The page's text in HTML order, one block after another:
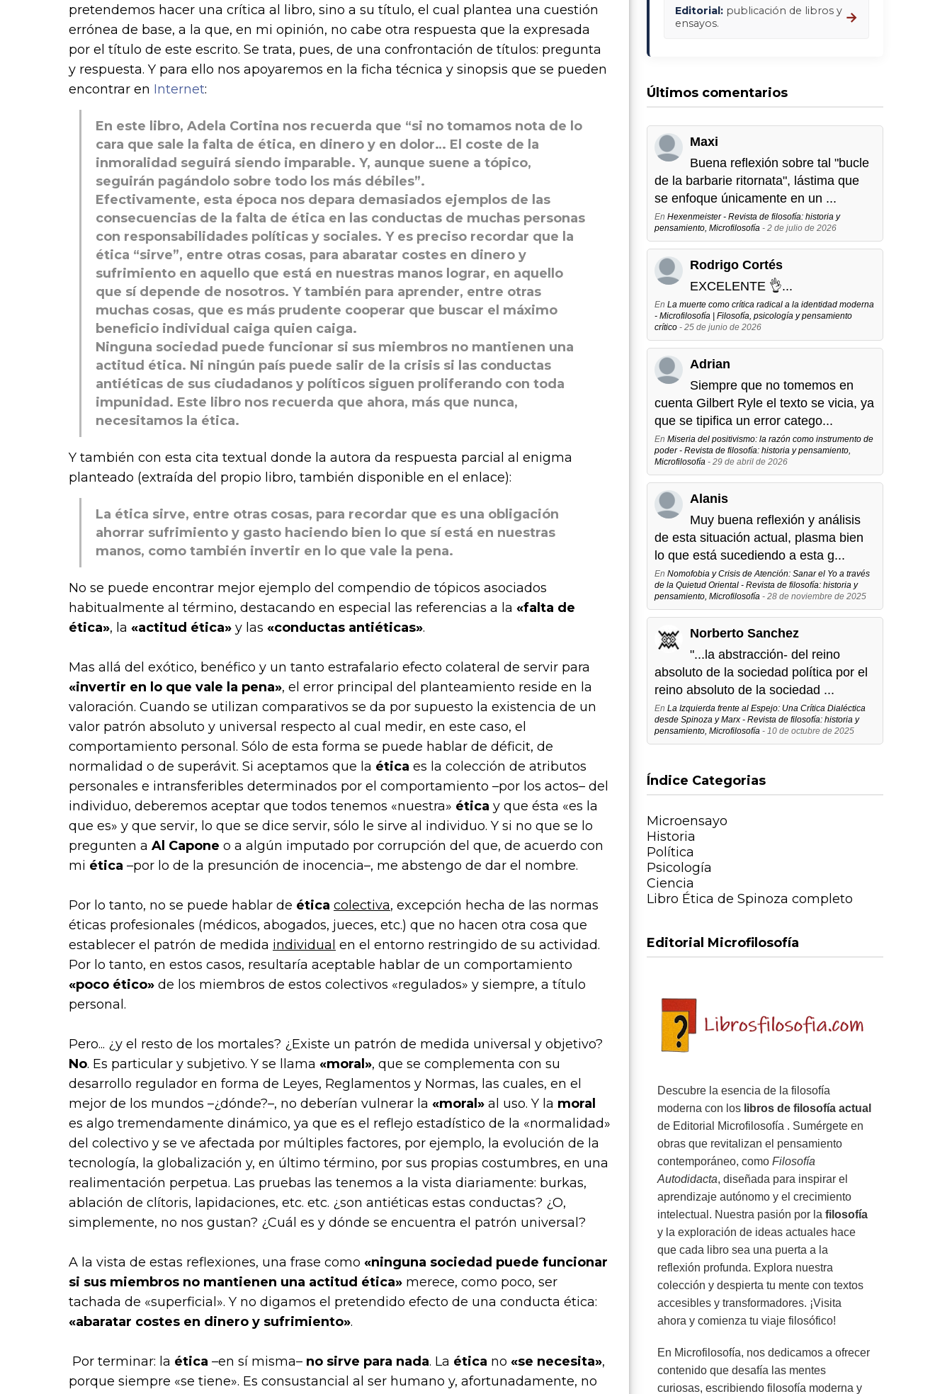
pretendemos hacer una crítica al libro, sino a su título, el cual plantea una cuestión
errónea de base, a la que, en mi opinión, no cabe otra respuesta que la expresada
por el título de este escrito. Se trata, pues, de una confrontación de títulos: pregunta
y respuesta. Y para ello nos apoyaremos en la ficha técnica y sinopsis que se pueden
encontrar en Internet:
En este libro, Adela Cortina nos recuerda que “si no tomamos nota de lo
cara que sale la falta de ética, en dinero y en dolor… El coste de la
inmoralidad seguirá siendo imparable. Y, aunque suene a tópico,
seguirán pagándolo sobre todo los más débiles”.
Efectivamente, esta época nos depara demasiados ejemplos de las
consecuencias de la falta de ética en las conductas de muchas personas
con responsabilidades políticas y sociales. Y es preciso recordar que la
ética “sirve”, entre otras cosas, para abaratar costes en dinero y
sufrimiento en aquello que está en nuestras manos lograr, en aquello
que sí depende de nosotros. Y también para aprender, entre otras
muchas cosas, que es más prudente cooperar que buscar el máximo
beneficio individual caiga quien caiga.
Ninguna sociedad puede funcionar si sus miembros no mantienen una
actitud ética. Ni ningún país puede salir de la crisis si las conductas
antiéticas de sus ciudadanos y políticos siguen proliferando con toda
impunidad. Este libro nos recuerda que ahora, más que nunca,
necesitamos la ética.
Y también con esta cita textual donde la autora da respuesta parcial al enigma
planteado (extraída del propio libro, también disponible en el enlace):
La ética sirve, entre otras cosas, para recordar que es una obligación
ahorrar sufrimiento y gasto haciendo bien lo que sí está en nuestras
manos, como también invertir en lo que vale la pena.
No se puede encontrar mejor ejemplo del compendio de tópicos asociados
habitualmente al término, destacando en especial las referencias a la «falta de
ética», la «actitud ética» y las «conductas antiéticas».
Mas allá del exótico, benéfico y un tanto estrafalario efecto colateral de servir para
«invertir en lo que vale la pena», el error principal del planteamiento reside en la
valoración. Cuando se utilizan comparativos se da por supuesto la existencia de un
valor patrón absoluto y universal respecto al cual medir, en este caso, el
comportamiento personal. Sólo de esta forma se puede hablar de déficit, de
normalidad o de superávit. Si aceptamos que la ética es la colección de atributos
personales e intransferibles determinados por el comportamiento –por los actos– del
individuo, deberemos aceptar que todos tenemos «nuestra» ética y que ésta «es la
que es» y que servir, lo que se dice servir, sólo le sirve al individuo. Y si no que se lo
pregunten a Al Capone o a algún imputado por corrupción del que, de acuerdo con
mi ética –por lo de la presunción de inocencia–, me abstengo de dar el nombre.
Por lo tanto, no se puede hablar de ética colectiva, excepción hecha de las normas
éticas profesionales (médicos, abogados, jueces, etc.) que no hacen otra cosa que
establecer el patrón de medida individual en el entorno restringido de su actividad.
Por lo tanto, en estos casos, resultaría aceptable hablar de un comportamiento
«poco ético» de los miembros de estos colectivos «regulados» y siempre, a título
personal.
Pero... ¿y el resto de los mortales? ¿Existe un patrón de medida universal y objetivo?
No. Es particular y subjetivo. Y se llama «moral», que se complementa con su
desarrollo regulador en forma de Leyes, Reglamentos y Normas, las cuales, en el
mejor de los mundos –¿dónde?–, no deberían vulnerar la «moral» al uso. Y la moral
es algo tremendamente dinámico, ya que es el reflejo estadístico de la «normalidad»
del colectivo y se ve afectada por múltiples factores, por ejemplo, la evolución de la
tecnología, la globalización y, en último término, por sus propias costumbres, en una
realimentación perpetua. Las pruebas las tenemos a la vista diariamente: burkas,
ablación de clítoris, lapidaciones, etc. etc. ¿son antiéticas estas conductas? ¿O,
simplemente, no nos gustan? ¿Cuál es y dónde se encuentra el patrón universal?
A la vista de estas reflexiones, una frase como «ninguna sociedad puede funcionar
si sus miembros no mantienen una actitud ética» merece, como poco, ser
tachada de «superficial». Y no digamos el pretendido efecto de una conducta ética:
«abaratar costes en dinero y sufrimiento».
Por terminar: la ética –en sí misma– no sirve para nada. La ética no «se necesita»,
porque siempre «se tiene». Es consustancial al ser humano y, afortunadamente, no
Editorial: publicación de libros y
ensayos.
→
Últimos comentarios
Maxi
Buena reflexión sobre tal "bucle
de la barbarie ritornata", lástima que
se enfoque únicamente en un ...
En Hexenmeister - Revista de filosofía: historia y
pensamiento, Microfilosofía - 2 de julio de 2026
Rodrigo Cortés
EXCELENTE 👌...
En La muerte como crítica radical a la identidad moderna
- Microfilosofía | Filosofía, psicología y pensamiento
crítico - 25 de junio de 2026
Adrian
Siempre que no tomemos en
cuenta Gilbert Ryle el texto se vicia, ya
que se tipifica un error catego...
En Miseria del positivismo: la razón como instrumento de
poder - Revista de filosofía: historia y pensamiento,
Microfilosofía - 29 de abril de 2026
Alanis
Muy buena reflexión y análisis
de esta situación actual, plasma bien
lo que está sucediendo a esta g...
En Nomofobia y Crisis de Atención: Sanar el Yo a través
de la Quietud Oriental - Revista de filosofía: historia y
pensamiento, Microfilosofía - 28 de noviembre de 2025
Norberto Sanchez
"...la abstracción- del reino
absoluto de la sociedad política por el
reino absoluto de la sociedad ...
En La Izquierda frente al Espejo: Una Crítica Dialéctica
desde Spinoza y Marx - Revista de filosofía: historia y
pensamiento, Microfilosofía - 10 de octubre de 2025
Índice Categorias
Microensayo
Historia
Política
Psicología
Ciencia
Libro Ética de Spinoza completo
Editorial Microfilosofía
Descubre la esencia de la filosofía
moderna con los libros de filosofía actual
de Editorial Microfilosofía . Sumérgete en
obras que revitalizan el pensamiento
contemporáneo, como Filosofía
Autodidacta, diseñada para inspirar el
aprendizaje autónomo y el crecimiento
intelectual. Nuestra pasión por la filosofía
y la exploración de ideas actuales hace
que cada libro sea una puerta a la
reflexión profunda. Explora nuestra
colección y despierta tu mente con textos
accesibles y transformadores. ¡Visita
ahora y comienza tu viaje filosófico!
En Microfilosofía, nos dedicamos a ofrecer
contenido que desafía las mentes
curiosas, escribiendo filosofía moderna y